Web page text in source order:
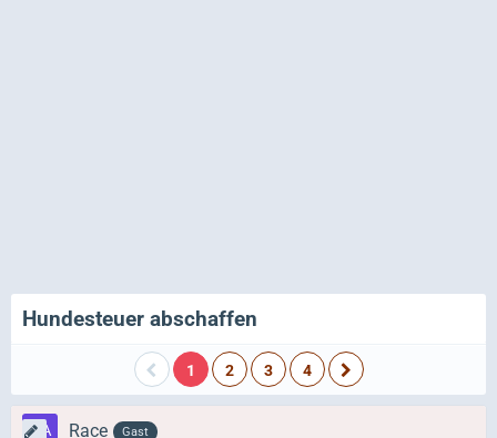
Hundesteuer abschaffen
1 2 3 4
Race Gast